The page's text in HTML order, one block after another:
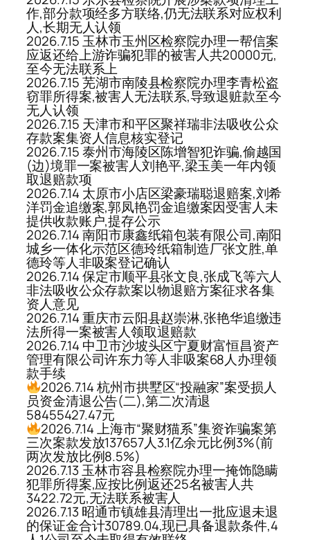
作,部分款项经多方联络,仍无法联系对应权利
人,长期无人认领
2026.7.15 玉林市玉州区检察院办理一帮信案
应返还给上游诈骗犯罪的被害人共20000元,
至今无法联系上
2026.7.15 芜湖市南陵县检察院办理李青松盗
窃罪所得案,被害人无法联系,导致退赃款至今
无人认领
2026.7.15 天津市和平区聚祥瑞非法吸收公众
存款案集资人信息核实登记
2026.7.15 泰州市海陵区陈增智犯诈骗,偷越国
(边)境罪一案被害人刘艳平,梁玉美一年内领
取退赔款项
2026.7.14 太原市小店区梁豪瑞聪退赔案,刘希
洋罚金追缴案,郭凤艳罚金追缴案因受害人未
提供收款账户,提存公示
2026.7.14 南阳市康鑫纸箱包装有限公司,南阳
城乡一体化示范区德玲纸箱制造厂张文胜,单
德玲等人非吸案登记确认
2026.7.14 保定市顺平县张文良,张成飞等六人
非法吸收公众存款案以物退赔方案征求各集
资人意见
2026.7.14 重庆市云阳县赵崇淋,张艳华追缴违
法所得一案被害人领取退赔款
2026.7.14 中卫市沙坡头区宁夏财富恒昌资产
管理有限公司许东力等人非吸案68人办理领
款手续
2026.7.14 杭州市拱墅区“投融家”案受损人
员资金清退公告(二),第二次清退
58455427.47元
2026.7.14 上海市“聚财猫系”集资诈骗案第
三次案款发放137657人3.1亿余元比例3%(前
两次发放比例8.5%)
2026.7.13 玉林市容县检察院办理一掩饰隐瞒
犯罪所得案,应按比例返还25名被害人共
3422.72元,无法联系被害人
2026.7.13 昭通市镇雄县清理出一批应退未退
的保证金合计30789.04,现已具备退款条件,4